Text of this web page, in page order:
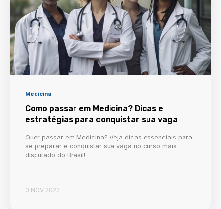
Medicina
Como passar em Medicina? Dicas e
estratégias para conquistar sua vaga
Quer passar em Medicina? Veja dicas essenciais para
se preparar e conquistar sua vaga no curso mais
disputado do Brasil!
3 NOV 2022